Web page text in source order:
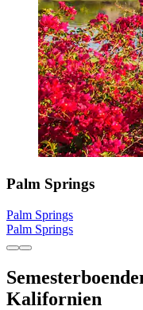
Palm Springs
Palm Springs
Palm Springs
Kalifornien